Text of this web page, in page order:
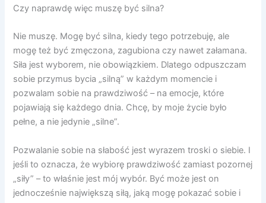
Czy naprawdę więc muszę być silna?
Nie muszę. Mogę być silna, kiedy tego potrzebuję, ale
mogę też być zmęczona, zagubiona czy nawet załamana.
Siła jest wyborem, nie obowiązkiem. Dlatego odpuszczam
sobie przymus bycia „silną” w każdym momencie i
pozwalam sobie na prawdziwość – na emocje, które
pojawiają się każdego dnia. Chcę, by moje życie było
pełne, a nie jedynie „silne”.
Pozwalanie sobie na słabość jest wyrazem troski o siebie. I
jeśli to oznacza, że wybiorę prawdziwość zamiast pozornej
„siły” – to właśnie jest mój wybór. Być może jest on
jednocześnie największą siłą, jaką mogę pokazać sobie i